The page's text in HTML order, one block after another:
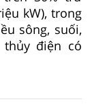
kW), trong
sông, suối,
điện có